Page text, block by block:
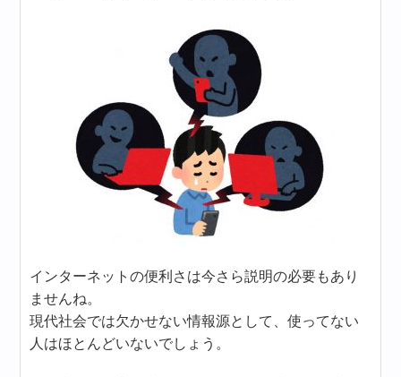
インターネットの便利さは今さら説明の必要もあり
ませんね。
現代社会では欠かせない情報源として、使ってない
人はほとんどいないでしょう。